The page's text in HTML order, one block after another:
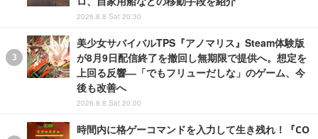
2026.8.8 Sat 20:30
美少女サバイバルTPS『アノマリス』Steam体験版
が8月9日配信終了を撤回し無期限で提供へ。想定を
上回る反響―「でもフリューだしな」のゲーム、今
後も改善へ
2026.8.8 Sat 20:00
時間内に格ゲーコマンドを入力して生き残れ！『CO